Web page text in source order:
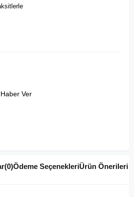
Ver
(0)Ödeme SeçenekleriÜrün Önerileri